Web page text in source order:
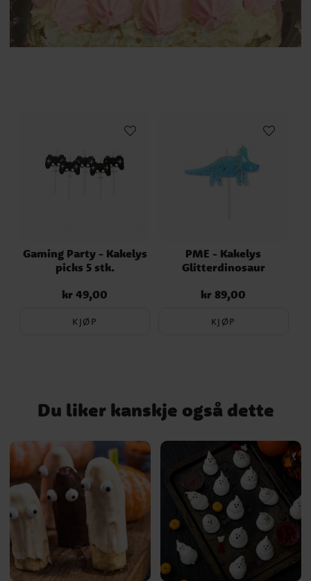
Gaming Party - Kakelys
picks 5 stk.
Pris:kr 49,00
kr 49,00
KJØP
PME - Kakelys
Glitterdinosaur
Pris:kr 89,00
kr 89,00
KJØP
Du liker kanskje også dette